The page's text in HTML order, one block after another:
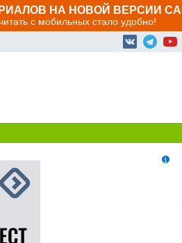
НА НОВОЙ ВЕРСИИ
с мобильных стало удобно!